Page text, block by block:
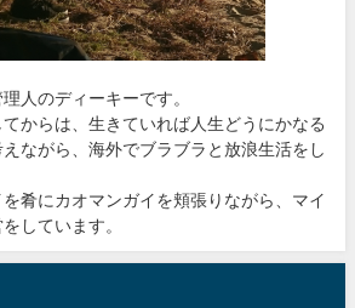
人のディーキーです。
からは、生きていれば人生どうにかなる
ながら、海外でブラブラと放浪生活をし
肴にカオマンガイを頬張りながら、マイ
しています。